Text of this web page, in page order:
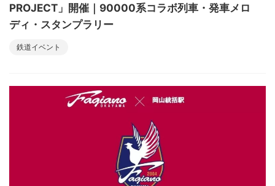
PROJECT」開催｜90000系コラボ列車・発車メロ
ディ・スタンプラリー
鉄道イベント